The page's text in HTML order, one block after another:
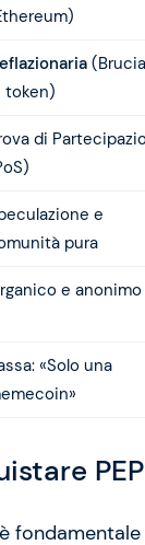
token)
di
e
pura
e anonimo
«Solo una